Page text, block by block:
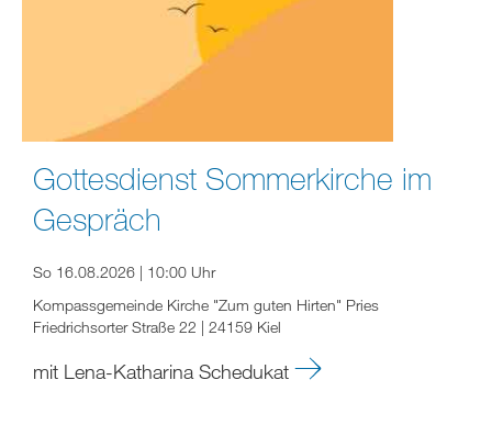
Gottesdienst Sommerkirche im
Gespräch
So 16.08.2026 | 10:00 Uhr
Kompassgemeinde Kirche "Zum guten Hirten" Pries
Friedrichsorter Straße 22 | 24159 Kiel
mit Lena-Katharina Schedukat